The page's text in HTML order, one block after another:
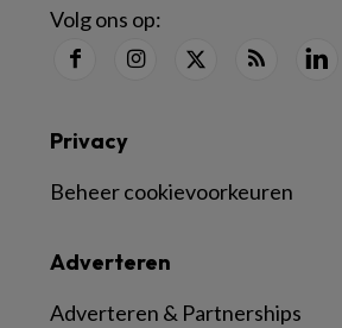
Volg ons op:
Adverteren
Adverteren & Partnerships
Privacy
Beheer cookievoorkeuren